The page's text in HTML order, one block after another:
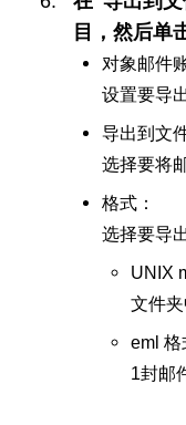
目，然后单
对象邮件
设置要导
导出到文
选择要将
格式：
选择要导
UNIX
文件
eml 格
1封邮